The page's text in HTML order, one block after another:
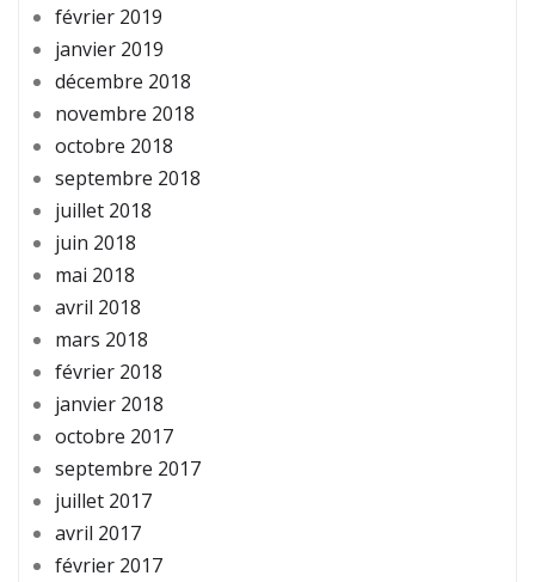
février 2019
janvier 2019
décembre 2018
novembre 2018
octobre 2018
septembre 2018
juillet 2018
juin 2018
mai 2018
avril 2018
mars 2018
février 2018
janvier 2018
octobre 2017
septembre 2017
juillet 2017
avril 2017
février 2017